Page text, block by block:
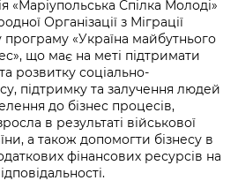
що
КМВА
громадян
заклади
та парковки
міста
земельні ділянки
доступом
правових та
та анонси від
announcements
медіа /
«Маріупольська Спілка Молоді»
Організації з Міграції
програму «Україна майбутнього
що має на меті підтримати
розвитку соціально-
підтримку та залучення людей
до бізнес процесів,
в результаті військової
а також допомогти бізнесу в
фінансових ресурсів на